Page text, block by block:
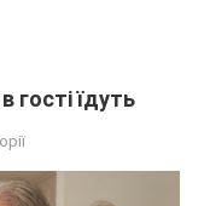
гості їдуть